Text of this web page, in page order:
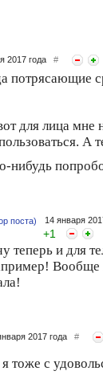
Магия Моринги
Крем для лица
2017 года #
потрясающие
для лица мне
А
нибудь
поста) 14 января
+1
теперь и для
Вообще
2017 года #
тоже с